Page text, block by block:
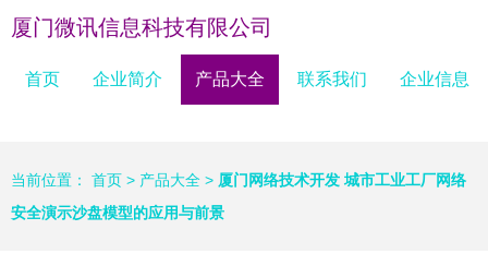
厦门微讯信息科技有限公司
首页 企业简介 产品大全 联系我们 企业信息
当前位置： 首页 > 产品大全 > 厦门网络技术开发 城市工业工厂网络
安全演示沙盘模型的应用与前景